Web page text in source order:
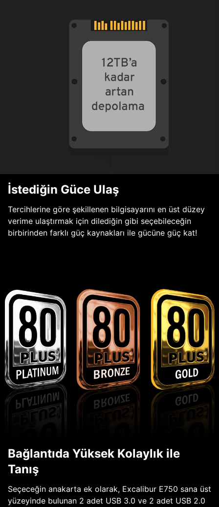
İstediğin Güce Ulaş
Tercihlerine göre şekillenen bilgisayarını en üst düzey
verime ulaştırmak için dilediğin gibi seçebileceğin
birbirinden farklı güç kaynakları ile gücüne güç kat!
Bağlantıda Yüksek Kolaylık ile
Tanış
Seçeceğin anakarta ek olarak, Excalibur E750 sana üst
yüzeyinde bulunan 2 adet USB 3.0 ve 2 adet USB 2.0